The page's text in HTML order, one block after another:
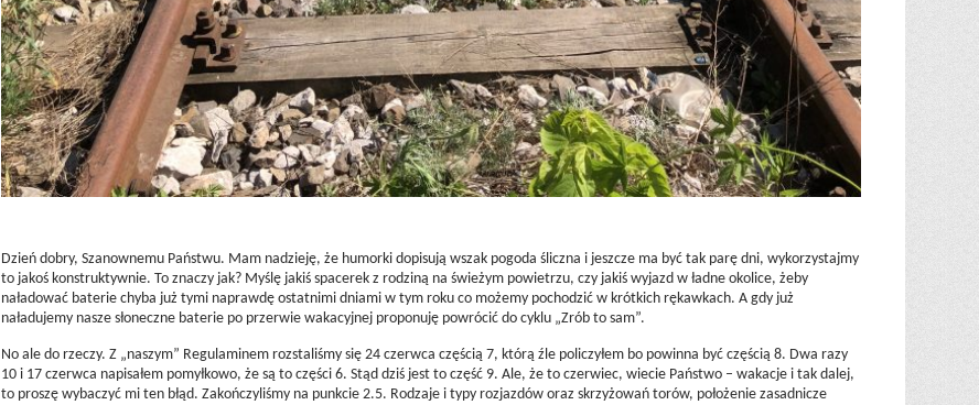
Dzień dobry, Szanownemu Państwu. Mam nadzieję, że humorki dopisują wszak pogoda śliczna i jeszcze ma być tak parę dni, wykorzystajmy
to jakoś konstruktywnie. To znaczy jak? Myślę jakiś spacerek z rodziną na świeżym powietrzu, czy jakiś wyjazd w ładne okolice, żeby
naładować baterie chyba już tymi naprawdę ostatnimi dniami w tym roku co możemy pochodzić w krótkich rękawkach. A gdy już
naładujemy nasze słoneczne baterie po przerwie wakacyjnej proponuję powrócić do cyklu „Zrób to sam”.
No ale do rzeczy. Z „naszym” Regulaminem rozstaliśmy się 24 czerwca częścią 7, którą źle policzyłem bo powinna być częścią 8. Dwa razy
10 i 17 czerwca napisałem pomyłkowo, że są to części 6. Stąd dziś jest to część 9. Ale, że to czerwiec, wiecie Państwo – wakacje i tak dalej,
to proszę wybaczyć mi ten błąd. Zakończyliśmy na punkcie 2.5. Rodzaje i typy rozjazdów oraz skrzyżowań torów, położenie zasadnicze